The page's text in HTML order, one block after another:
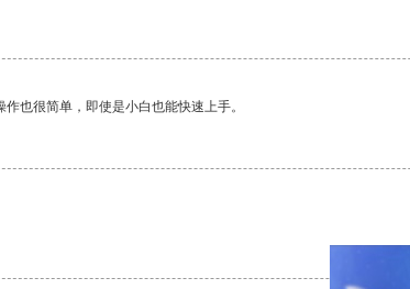
也很简单，即使是小白也能快速上手。